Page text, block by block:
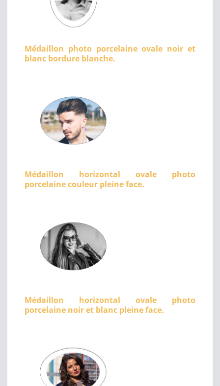
Médaillon photo porcelaine ovale noir et
blanc bordure blanche.
Médaillon horizontal ovale photo
porcelaine couleur pleine face.
Médaillon horizontal ovale photo
porcelaine noir et blanc pleine face.